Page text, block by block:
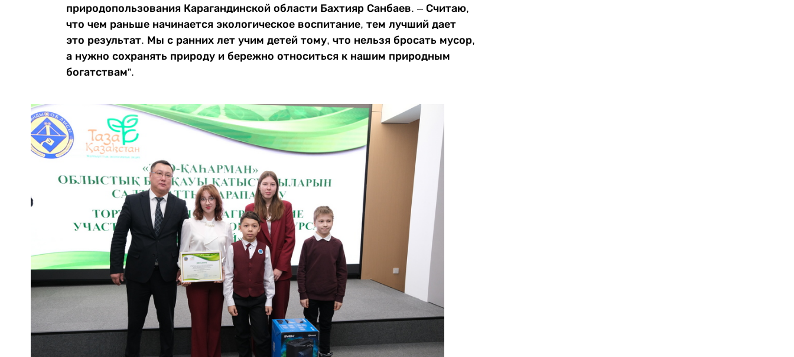
природопользования Карагандинской области Бахтияр Санбаев. – Считаю,
что чем раньше начинается экологическое воспитание, тем лучший дает
это результат. Мы с ранних лет учим детей тому, что нельзя бросать мусор,
а нужно сохранять природу и бережно относиться к нашим природным
богатствам”.